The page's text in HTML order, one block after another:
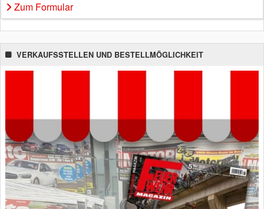
Zum Formular
VERKAUFSSTELLEN UND BESTELLMÖGLICHKEIT